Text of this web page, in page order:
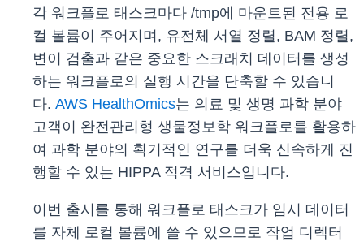
각 워크플로 태스크마다 /tmp에 마운트된 전용 로
컬 볼륨이 주어지며, 유전체 서열 정렬, BAM 정렬,
변이 검출과 같은 중요한 스크래치 데이터를 생성
하는 워크플로의 실행 시간을 단축할 수 있습니
다. AWS HealthOmics는 의료 및 생명 과학 분야
고객이 완전관리형 생물정보학 워크플로를 활용하
여 과학 분야의 획기적인 연구를 더욱 신속하게 진
행할 수 있는 HIPPA 적격 서비스입니다.
이번 출시를 통해 워크플로 태스크가 임시 데이터
를 자체 로컬 볼륨에 쓸 수 있으므로 작업 디렉터